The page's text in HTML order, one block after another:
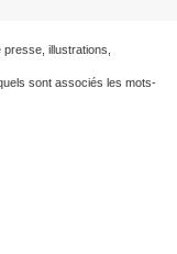
illustrations,
sont associés les mots-